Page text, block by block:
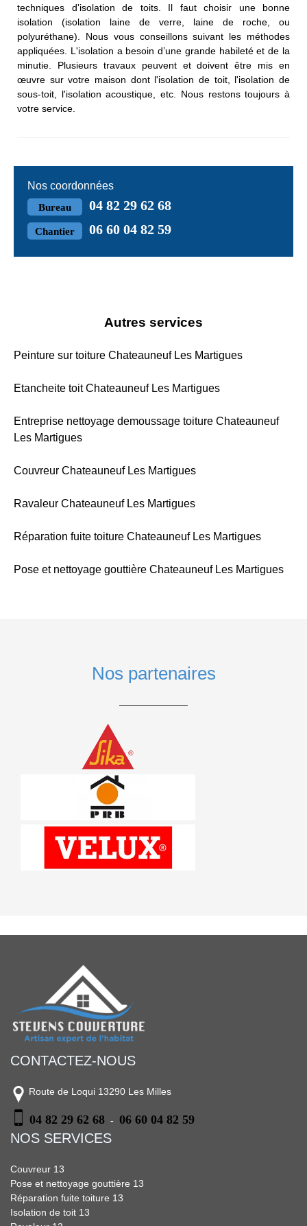
techniques d'isolation de toits. Il faut choisir une bonne
isolation (isolation laine de verre, laine de roche, ou
polyuréthane). Nous vous conseillons suivant les méthodes
appliquées. L'isolation a besoin d’une grande habileté et de la
minutie. Plusieurs travaux peuvent et doivent être mis en
œuvre sur votre maison dont l'isolation de toit, l'isolation de
sous-toit, l'isolation acoustique, etc. Nous restons toujours à
votre service.
Nos coordonnées
Bureau 04 82 29 62 68
Chantier 06 60 04 82 59
Autres services
Peinture sur toiture Chateauneuf Les Martigues
Etancheite toit Chateauneuf Les Martigues
Entreprise nettoyage demoussage toiture Chateauneuf
Les Martigues
Couvreur Chateauneuf Les Martigues
Ravaleur Chateauneuf Les Martigues
Réparation fuite toiture Chateauneuf Les Martigues
Pose et nettoyage gouttière Chateauneuf Les Martigues
Nos partenaires
CONTACTEZ-NOUS
Route de Loqui 13290 Les Milles
04 82 29 62 68 - 06 60 04 82 59
NOS SERVICES
Couvreur 13
Pose et nettoyage gouttière 13
Réparation fuite toiture 13
Isolation de toit 13